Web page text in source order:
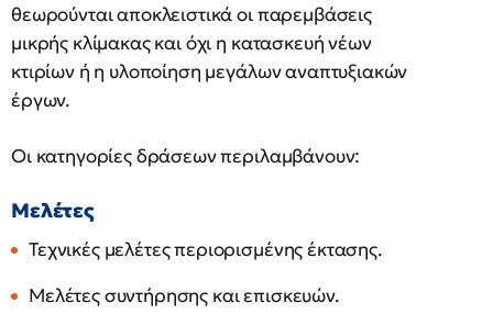
θεωρούνται αποκλειστικά οι παρεμβάσεις
μικρής κλίμακας και όχι η κατασκευή νέων
κτιρίων ή η υλοποίηση μεγάλων αναπτυξιακών
έργων.
Οι κατηγορίες δράσεων περιλαμβάνουν:
Μελέτες
Τεχνικές μελέτες περιορισμένης έκτασης.
Μελέτες συντήρησης και επισκευών.